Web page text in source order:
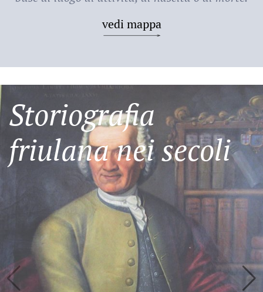
Friulani
vedi mappa
Storiografia
friulana nei secoli